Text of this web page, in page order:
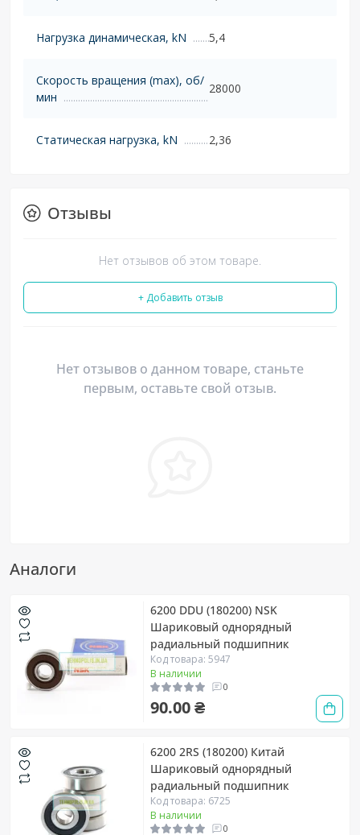
Нагрузка динамическая, kN 5,4
Скорость вращения (max), об/
мин
28000
Статическая нагрузка, kN 2,36
Отзывы
Нет отзывов об этом товаре.
+ Добавить отзыв
Нет отзывов о данном товаре, станьте
первым, оставьте свой отзыв.
Аналоги
6200 DDU (180200) NSK
Шариковый однорядный
радиальный подшипник
Код товара: 5947
В наличии
0
90.00 ₴
6200 2RS (180200) Китай
Шариковый однорядный
радиальный подшипник
Код товара: 6725
В наличии
0